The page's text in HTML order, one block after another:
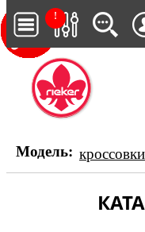
!
Модель: кроссовки